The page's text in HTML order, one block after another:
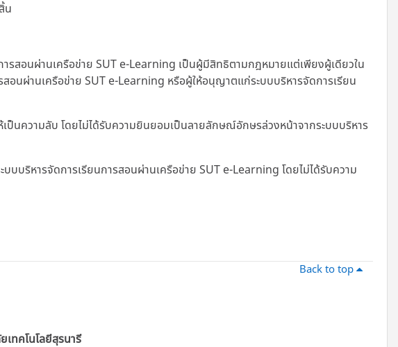
น
สอนผ่านเครือข่าย SUT e-Learning เป็นผู้มีสิทธิตามกฎหมายแต่เพียงผู้เดียวใน
นผ่านเครือข่าย SUT e-Learning หรือผู้ให้อนุญาตแก่ระบบบริหารจัดการเรียน
ป็นความลับ โดยไม่ได้รับความยินยอมเป็นลายลักษณ์อักษรล่วงหน้าจากระบบบริหาร
บริหารจัดการเรียนการสอนผ่านเครือข่าย SUT e-Learning โดยไม่ได้รับความ
Back to top
ทคโนโลยีสุรนารี